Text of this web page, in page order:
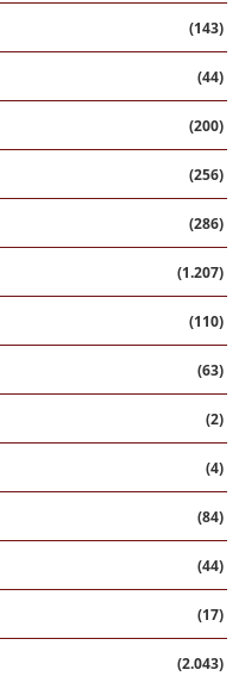
(143)
(44)
(200)
(256)
(286)
(1.207)
(110)
(63)
(2)
(4)
(84)
(44)
(17)
(2.043)